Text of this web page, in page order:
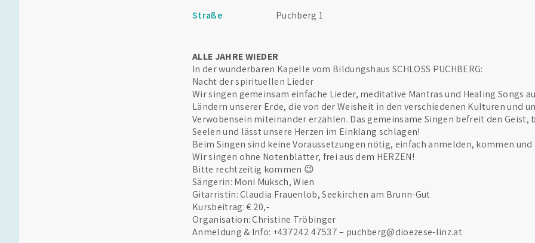
Straße
Puchberg 1
ALLE JAHRE WIEDER
In der wunderbaren Kapelle vom Bildungshaus SCHLOSS PUCHBERG:
Nacht der spirituellen Lieder
Wir singen gemeinsam einfache Lieder, meditative Mantras und Healing Songs
Ländern unserer Erde, die von der Weisheit in den verschiedenen Kulturen und
Verwobensein miteinander erzählen. Das gemeinsame Singen befreit den Geist,
Seelen und lässt unsere Herzen im Einklang schlagen!
Beim Singen sind keine Voraussetzungen nötig, einfach anmelden, kommen
Wir singen ohne Notenblätter, frei aus dem HERZEN!
Bitte rechtzeitig kommen 😉
Sängerin: Moni Müksch, Wien
Gitarristin: Claudia Frauenlob, Seekirchen am Brunn-Gut
Kursbeitrag: € 20,-
Organisation: Christine Tröbinger
Anmeldung & Info: +437242 47537 – puchberg@dioezese-linz.at